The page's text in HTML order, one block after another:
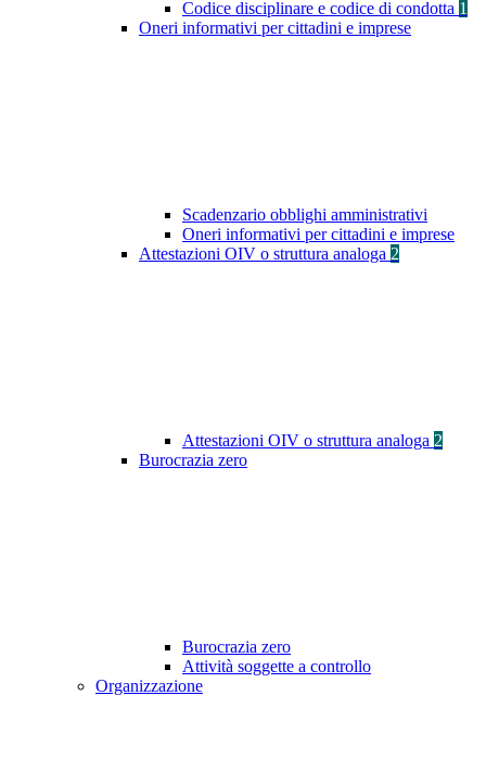
Codice disciplinare e codice di condotta 1
Oneri informativi per cittadini e imprese
Scadenzario obblighi amministrativi
Oneri informativi per cittadini e imprese
Attestazioni OIV o struttura analoga 2
Attestazioni OIV o struttura analoga 2
Burocrazia zero
Burocrazia zero
Attività soggette a controllo
Organizzazione